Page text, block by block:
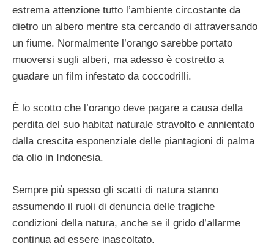
estrema attenzione tutto l’ambiente circostante da
dietro un albero mentre sta cercando di attraversando
un fiume. Normalmente l’orango sarebbe portato
muoversi sugli alberi, ma adesso è costretto a
guadare un film infestato da coccodrilli.
È lo scotto che l’orango deve pagare a causa della
perdita del suo habitat naturale stravolto e annientato
dalla crescita esponenziale delle piantagioni di palma
da olio in Indonesia.
Sempre più spesso gli scatti di natura stanno
assumendo il ruoli di denuncia delle tragiche
condizioni della natura, anche se il grido d’allarme
continua ad essere inascoltato.